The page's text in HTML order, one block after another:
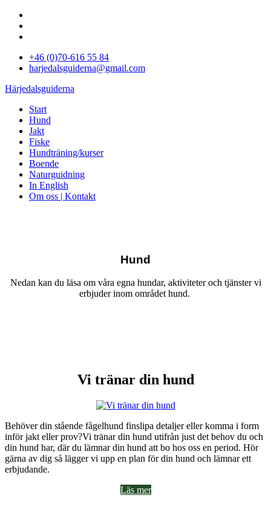
+46 (0)70-616 55 84
harjedalsguiderna@gmail.com
Härjedalsguiderna
Start
Hund
Jakt
Fiske
Hundträning/kurser
Boende
Naturguidning
In English
Om oss | Kontakt
Hund
Nedan kan du läsa om våra egna hundar, aktiviteter och tjänster vi
erbjuder inom området hund.
Vi tränar din hund
Behöver din stående fågelhund finslipa detaljer eller komma i form
inför jakt eller prov?Vi tränar din hund utifrån just det behov du och
din hund har, där du lämnar din hund att bo hos oss en period. Hör
gärna av dig så lägger vi upp en plan för din hund och lämnar ett
erbjudande.
Läs mer